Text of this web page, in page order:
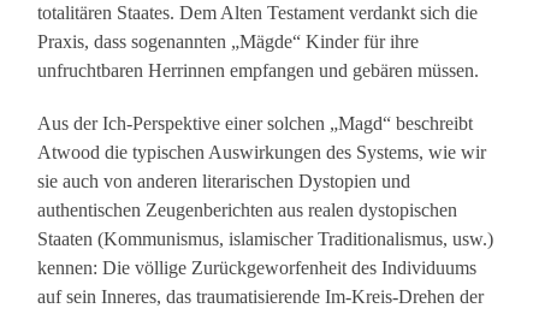
totalitären Staates. Dem Alten Testament verdankt sich die
Praxis, dass sogenannten „Mägde“ Kinder für ihre
unfruchtbaren Herrinnen empfangen und gebären müssen.
Aus der Ich-Perspektive einer solchen „Magd“ beschreibt
Atwood die typischen Auswirkungen des Systems, wie wir
sie auch von anderen literarischen Dystopien und
authentischen Zeugenberichten aus realen dystopischen
Staaten (Kommunismus, islamischer Traditionalismus, usw.)
kennen: Die völlige Zurückgeworfenheit des Individuums
auf sein Inneres, das traumatisierende Im-Kreis-Drehen der